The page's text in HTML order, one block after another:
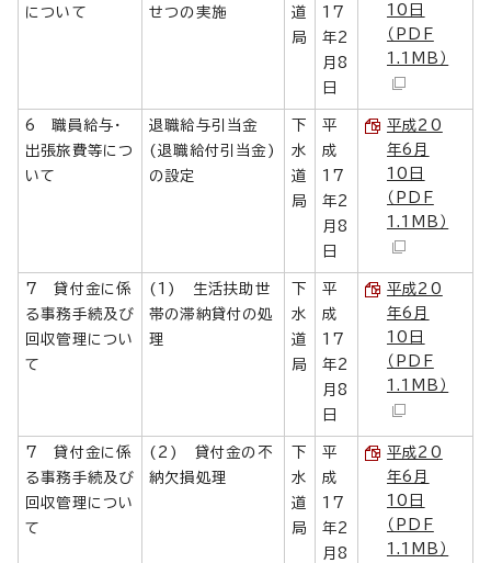
について
せつの実施
道
局
17
年2
月8
日
10日
（PDF
1.1MB）
6 職員給与・
出張旅費等につ
いて
退職給与引当金
(退職給付引当金)
の設定
下
水
道
局
平
成
17
年2
月8
日
平成20
年6月
10日
（PDF
1.1MB）
7 貸付金に係
る事務手続及び
回収管理につい
て
(1) 生活扶助世
帯の滞納貸付の処
理
下
水
道
局
平
成
17
年2
月8
日
平成20
年6月
10日
（PDF
1.1MB）
7 貸付金に係
る事務手続及び
回収管理につい
て
(2) 貸付金の不
納欠損処理
下
水
道
局
平
成
17
年2
月8
平成20
年6月
10日
（PDF
1.1MB）